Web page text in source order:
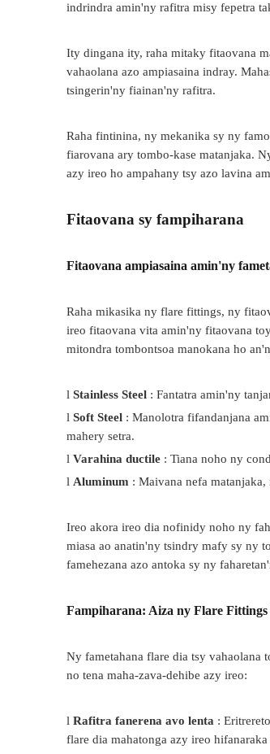
indrindra amin'ny rafitra misy fepetra
Ity dingana ity, raha mitaky fitaovana
vahaolana azo ampiasaina indray.
tsingerin'ny fiainan'ny rafitra.
Raha fintinina, ny mekanika sy ny
fiarovana ary tombo-kase matanjaka.
azy ireo ho ampahany tsy azo lavina
Fitaovana sy fampiharana
Fitaovana ampiasaina amin'ny
Raha mikasika ny flare fittings, ny
ireo fitaovana vita amin'ny fitaovana
mitondra tombontsoa manokana ho
l Stainless Steel : Fantatra amin'ny
l Soft Steel : Manolotra fifandanjana
mahery setra.
l Varahina ductile : Tiana noho ny
l Aluminum : Maivana nefa
Ireo akora ireo dia nofinidy noho ny
miasa ao anatin'ny tsindry mafy sy ny
famehezana azo antoka sy ny
Fampiharana: Aiza ny Flare Fittings
Ny fametahana flare dia tsy vahaolana
no tena maha-zava-dehibe azy ireo:
l Rafitra fanerena avo lenta :
flare dia mahatonga azy ireo hifanaraka